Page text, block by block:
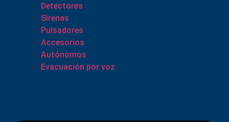
Detectores
Sirenas
Pulsadores
Accesorios
Autónomos
Evacuación por voz